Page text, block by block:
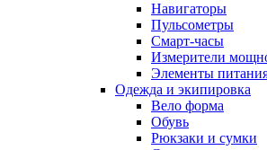
Навигаторы
Пульсометры
Смарт-часы
Измерители
Элементы
Одежда и экипировка
Вело форма
Обувь
Рюкзаки и сумки